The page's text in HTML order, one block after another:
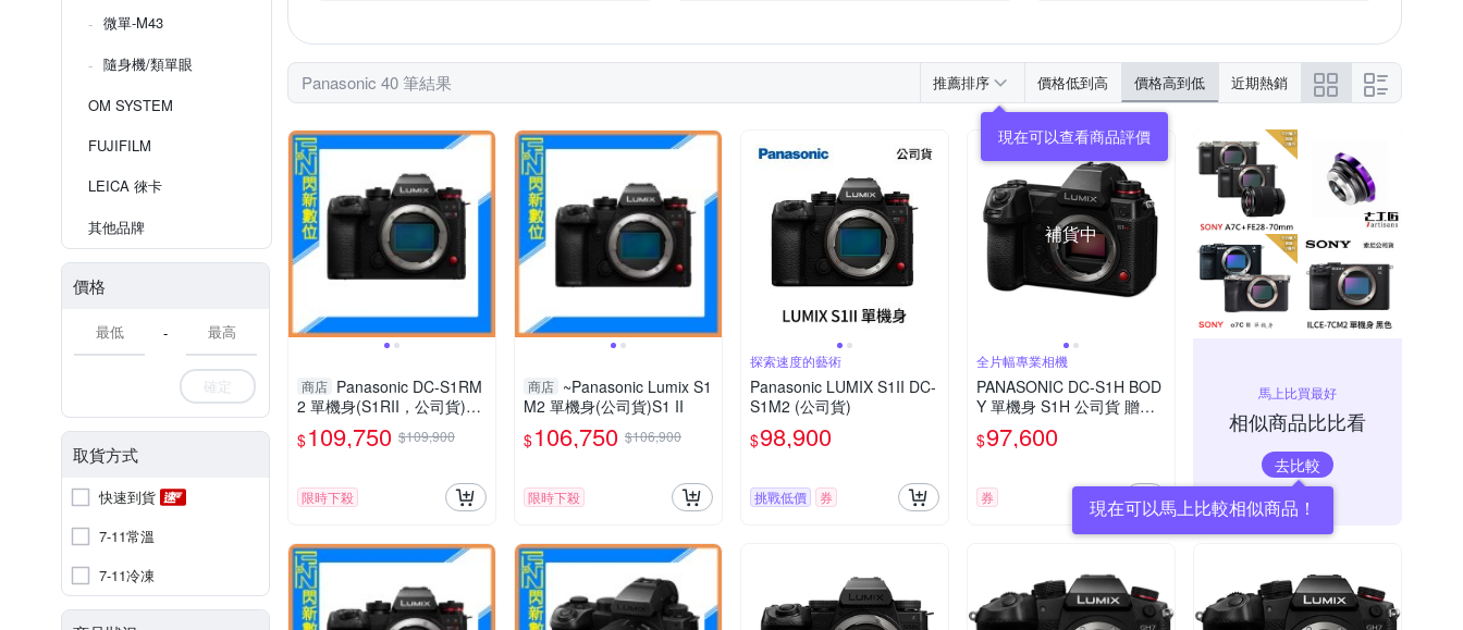
微單-M43
隨身機/類單眼
OM SYSTEM
FUJIFILM
LEICA 徠卡
其他品牌
價格
-
確定
取貨方式
快速到貨
7-11常溫
7-11冷凍
Panasonic 40 筆結果 推薦排序 價格低到高 價格高到低 近期熱銷
商店 Panasonic DC-S1RM
2 單機身(S1RII，公司貨)S1
R Mark II S1R2
$109,750 $109,900
限時下殺
商店 ~Panasonic Lumix S1
M2 單機身(公司貨)S1 II
$106,750 $106,900
限時下殺
探索速度的藝術
Panasonic LUMIX S1II DC-
S1M2 (公司貨)
$98,900
挑戰低價 券
補貨中
全片幅專業相機
PANASONIC DC-S1H BOD
Y 單機身 S1H 公司貨 贈專
屬贈品
$97,600
券
馬上比買最好
相似商品比比看
去比較
現在可以馬上比較相似商品！